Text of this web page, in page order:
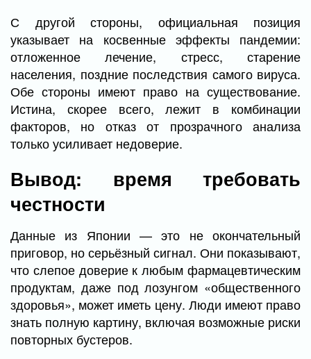
С другой стороны, официальная позиция
указывает на косвенные эффекты пандемии:
отложенное лечение, стресс, старение
населения, поздние последствия самого вируса.
Обе стороны имеют право на существование.
Истина, скорее всего, лежит в комбинации
факторов, но отказ от прозрачного анализа
только усиливает недоверие.
Вывод: время требовать
честности
Данные из Японии — это не окончательный
приговор, но серьёзный сигнал. Они показывают,
что слепое доверие к любым фармацевтическим
продуктам, даже под лозунгом «общественного
здоровья», может иметь цену. Люди имеют право
знать полную картину, включая возможные риски
повторных бустеров.